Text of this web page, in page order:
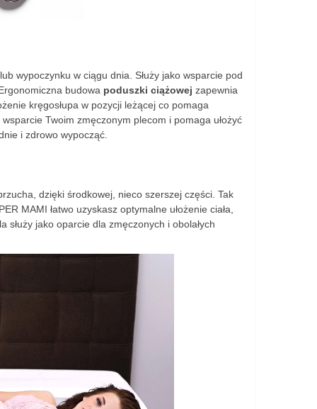
wypoczynku w ciągu dnia. Służy jako wsparcie pod
budowa poduszki ciążowej zapewnia
kręgosłupa w pozycji leżącej co pomaga
Twoim zmęczonym plecom i pomaga ułożyć
i zdrowo wypocząć.
dzięki środkowej, nieco szerszej części. Tak
MAMI łatwo uzyskasz optymalne ułożenie ciała,
jako oparcie dla zmęczonych i obolałych